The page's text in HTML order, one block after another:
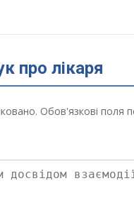
про лікаря
Обов'язкові поля